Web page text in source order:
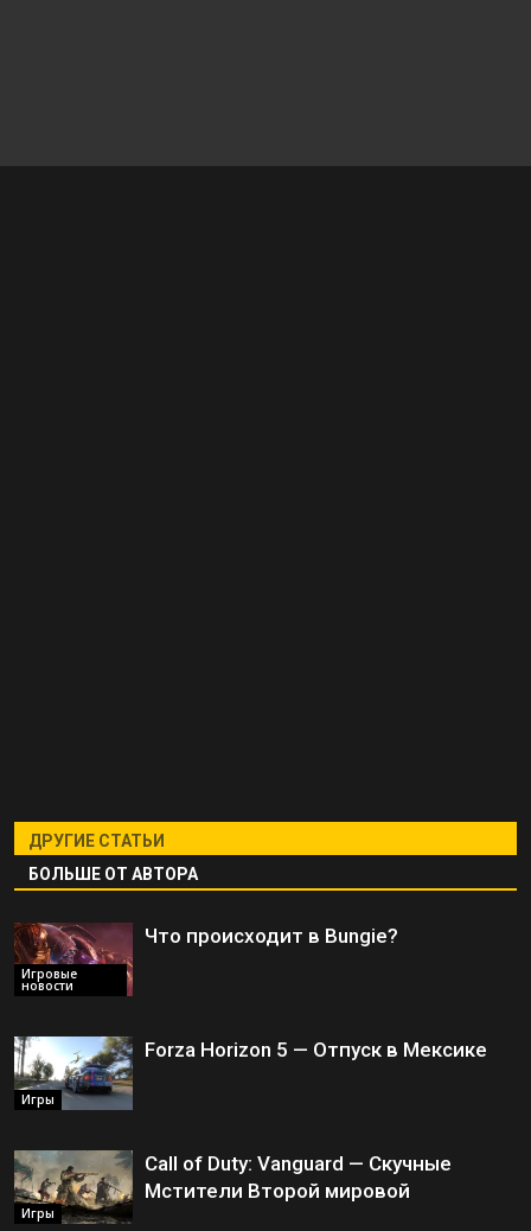
ДРУГИЕ СТАТЬИ
БОЛЬШЕ ОТ АВТОРА
Игровые
новости
Что происходит в Bungie?
Игры
Forza Horizon 5 — Отпуск в Мексике
Игры
Call of Duty: Vanguard — Скучные
Мстители Второй мировой